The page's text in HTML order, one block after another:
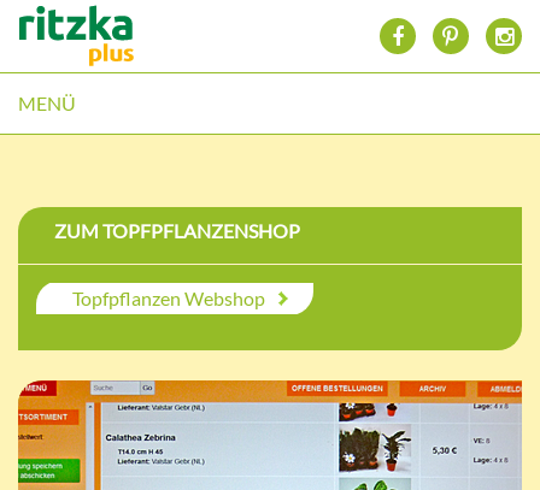
MENÜ
ZUM TOPFPFLANZENSHOP
Topfpflanzen Webshop